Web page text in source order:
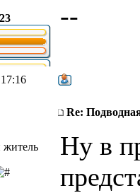
23 --
Re:
Ну в